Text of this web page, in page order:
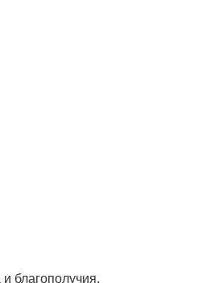
благополучия.